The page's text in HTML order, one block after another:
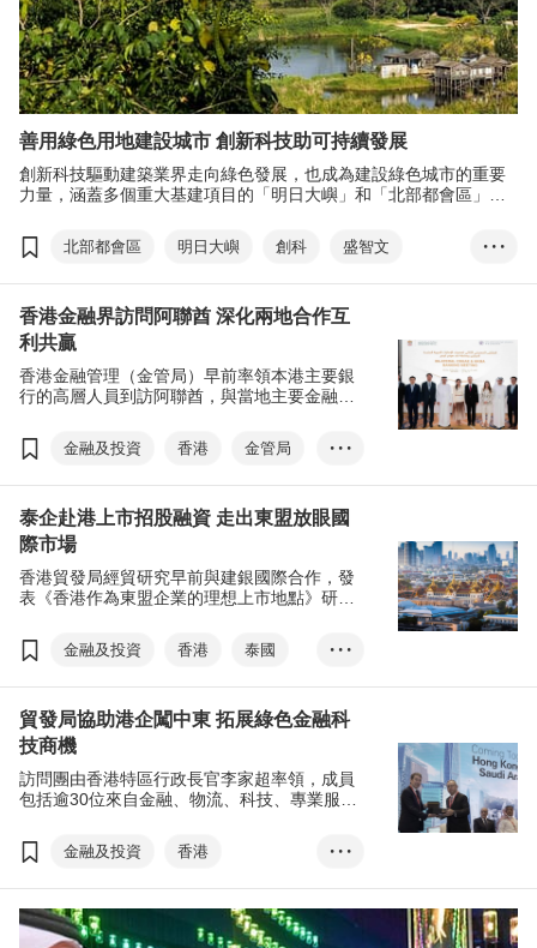
善用綠色用地建設城市 創新科技助可持續發展
創新科技驅動建築業界走向綠色發展，也成為建設綠色城市的重要
力量，涵蓋多個重大基建項目的「明日大嶼」和「北部都會區」，
北部都會區 明日大嶼 創科
盛智文
綠色建設
太陽能發電
綠色金融中心
虛擬發電廠
可再生海洋能源 ESG
• • •
香港金融界訪問阿聯酋 深化兩地合作互
利共贏
香港金融管理（金管局）早前率領本港主要銀
行的高層人員到訪阿聯酋，與當地主要金融機
兩地在金融領域的合作。
金融及投資 香港
金管局
阿聯酋央行
雙邊關係
跨境貿易結算
金融基建平台
香港金融服務業
• • •
泰企赴港上市招股融資 走出東盟放眼國
際市場
香港貿發局經貿研究早前與建銀國際合作，發
表《香港作為東盟企業的理想上市地點》研究
場。
金融及投資 香港
泰國
國際金融中心
海外融資
泰國企業
海外上市
Refinitiv
資本市場
資訊科技
房地產投資信託基金
• • •
貿發局協助港企闖中東 拓展綠色金融科
技商機
訪問團由香港特區行政長官李家超率領，成員
包括逾30位來自金融、物流、科技、專業服務
推廣香港優勢及促進兩地交流。
金融及投資
香港
阿拉伯聯合酋長國
中東之旅
方舜文
• • •